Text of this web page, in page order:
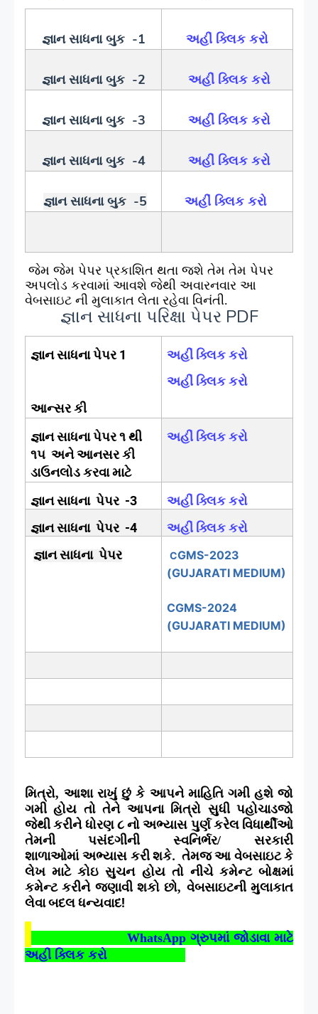
જ્ઞાન સાધના બુક ‌ -1 અહીં ક્લિક કરો
જ્ઞાન સાધના બુક ‌ -2 અહીં ક્લિક કરો
જ્ઞાન સાધના બુક ‌ -3 અહીં ક્લિક કરો
જ્ઞાન સાધના બુક ‌ -4 અહીં ક્લિક કરો
જ્ઞાન સાધના બુક ‌ -5 અહીંં ક્લિક કરો
જેમ જેમ પેપર પ્રકાશિત થતા જશે તેમ તેમ પેપર
અપલોડ કરવામાં આવશે જેથી અવારનવાર આ
વેબસાઇટ ની મુલાકાત લેતા રહેવા વિનંતી.
જ્ઞાન સાધના પરિક્ષા પેપર PDF
જ્ઞાન સાધના પેપર 1
આન્સર કી
અહીં ક્લિક કરો
અહીં ક્લિક કરો
જ્ઞાન સાધના પેપર ‌૧ થી
૧૫ અને આનસર કી
ડાઉનલોડ કરવા માટે
અહીં ક્લિક કરો
જ્ઞાન સાધનાપેપર ‌ -3
અહીં ક્લિક કરો
જ્ઞાન સાધનાપેપર ‌ -4
અહીં ક્લિક કરો
જ્ઞાન સાધનાપેપર CGMS-2023
(GUJARATI MEDIUM)
CGMS-2024
(GUJARATI MEDIUM)
મિત્રો,આશા રાખું છું કે આપને માહિતિ ગમી હશે જો
ગમી હોય તો તેને આપના મિત્રો સુધી પહોચાડજો
જેથી કરીને ધોરણ ૮ નો અભ્યાસ પુર્ણ કરેલ વિધાર્થીઓ
તેમની પસંદગીની સ્વનિર્ભર/સરકારી
શાળાઓમાં અભ્યાસ કરી શકે. તેમજ આ વેબસાઇટ કે
લેખ માટે કોઇ સુચન હોય તો નીચે કમેન્ટ બોક્ષમાં
કમેન્ટ કરીને જણાવી શકો છો, વેબસાઇટની મુલાકાત
લેવા બદલ ધન્યવાદ!
WhatsApp ગ્રુપમાં જોડાવા માટે
અહીં ક્લિક કરો